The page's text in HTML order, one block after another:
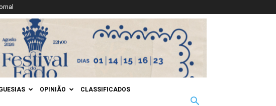
OPINIÃO CLASSIFICADOS